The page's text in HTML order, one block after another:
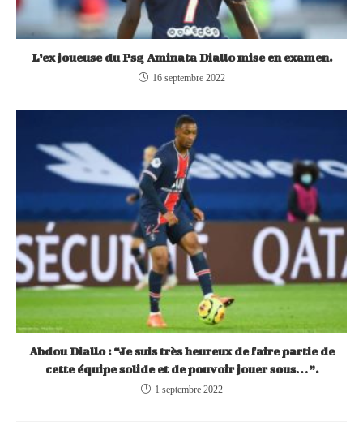
L’ex joueuse du Psg Aminata Diallo mise en examen.
16 septembre 2022
Abdou Diallo : “Je suis très heureux de faire partie de
cette équipe solide et de pouvoir jouer sous…”.
1 septembre 2022